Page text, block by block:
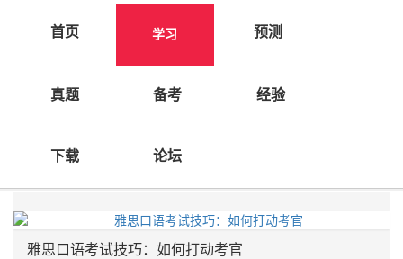
首页 学习 预测
真题 备考 经验
下载 论坛
雅思口语考试技巧：如何打动考官